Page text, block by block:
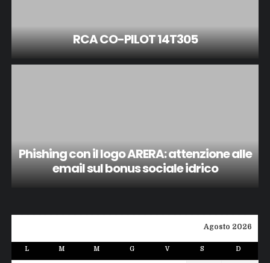
RCA CO-PILOT 14T305
Phishing con il logo ARERA: attenzione alle
email sul bonus sociale idrico
Agosto 2026
L M M G V S D